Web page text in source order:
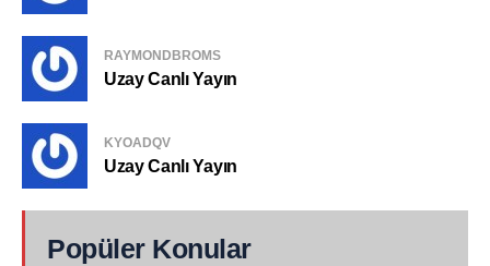
RAYMONDBROMS
Uzay Canlı Yayın
KYOADQV
Uzay Canlı Yayın
Popüler Konular